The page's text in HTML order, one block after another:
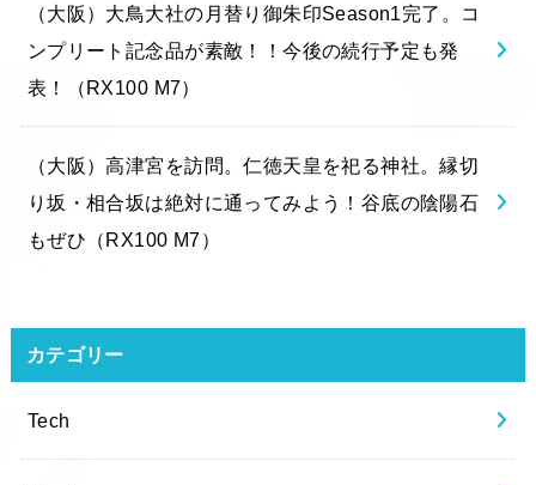
（大阪）大鳥大社の月替り御朱印Season1完了。コ
ンプリート記念品が素敵！！今後の続行予定も発
表！（RX100 M7）
（大阪）高津宮を訪問。仁徳天皇を祀る神社。縁切
り坂・相合坂は絶対に通ってみよう！谷底の陰陽石
もぜひ（RX100 M7）
カテゴリー
Tech